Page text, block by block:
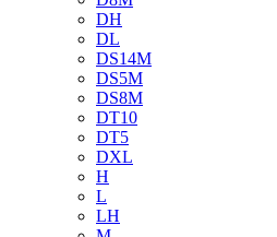
DH
DL
DS14M
DS5M
DS8M
DT10
DT5
DXL
H
L
LH